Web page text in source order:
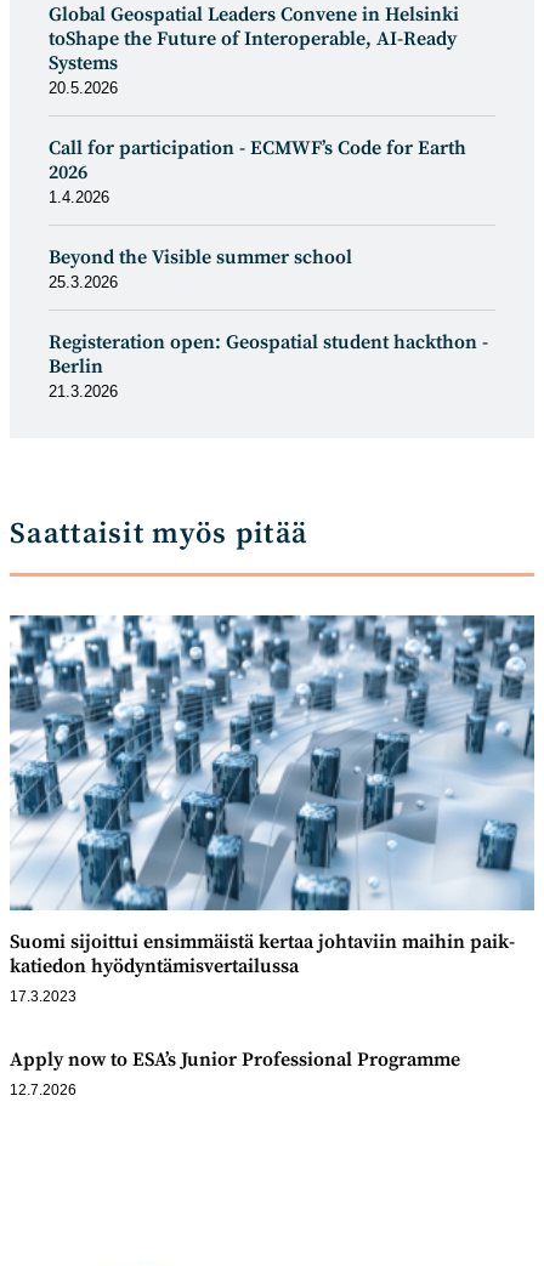
Global Geospatial Leaders Convene in Helsinki
toShape the Future of Interoperable, AI-Ready
Systems
20.5.2026
Call for participation - ECMWF’s Code for Earth
2026
1.4.2026
Beyond the Visible summer school
25.3.2026
Registeration open: Geospatial student hackthon -
Berlin
21.3.2026
Saattaisit myös pitää
Suomi sijoittui ensim­mäistä kertaa johtaviin maihin paik­
katiedon hyödyntämis­vertailussa
17.3.2023
Apply now to ESA’s Junior Professional Programme
12.7.2026